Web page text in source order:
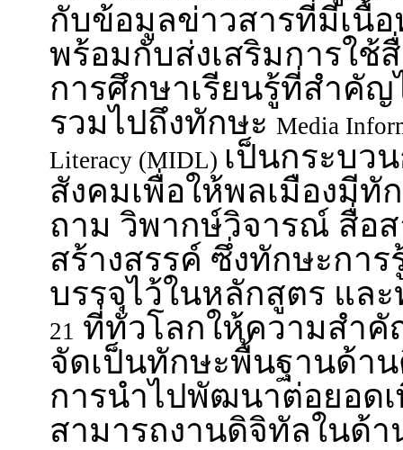
กับข้อมูลข่าวสารที่มีเนื้
พร้อมกับส่งเสริมการใช้
การศึกษาเรียนรู้ที่สำคั
รวมไปถึงทักษะ Media
Literacy (MIDL) เป็นกระบว
สังคมเพื่อให้พลเมืองมีทั
ถาม วิพากษ์วิจารณ์ สื่อส
สร้างสรรค์ ซึ่งทักษะกา
บรรจุไว้ในหลักสูตร แล
21 ที่ทั่วโลกให้ความสํา
จัดเป็นทักษะพื้นฐานด้า
การนำไปพัฒนาต่อยอด
สามารถงานดิจิทัลในด้า